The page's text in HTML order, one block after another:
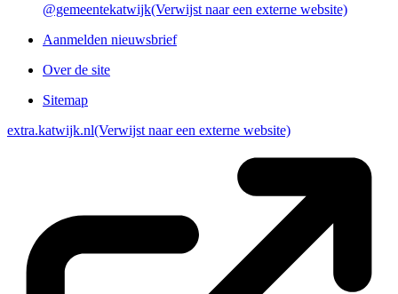
@gemeentekatwijk(Verwijst naar een externe website)
Aanmelden nieuwsbrief
Over de site
Sitemap
extra.katwijk.nl(Verwijst naar een externe website)